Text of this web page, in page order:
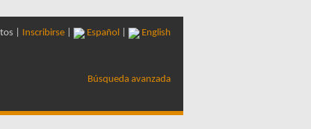
| Inscribirse Español English
Búsqueda avanzada